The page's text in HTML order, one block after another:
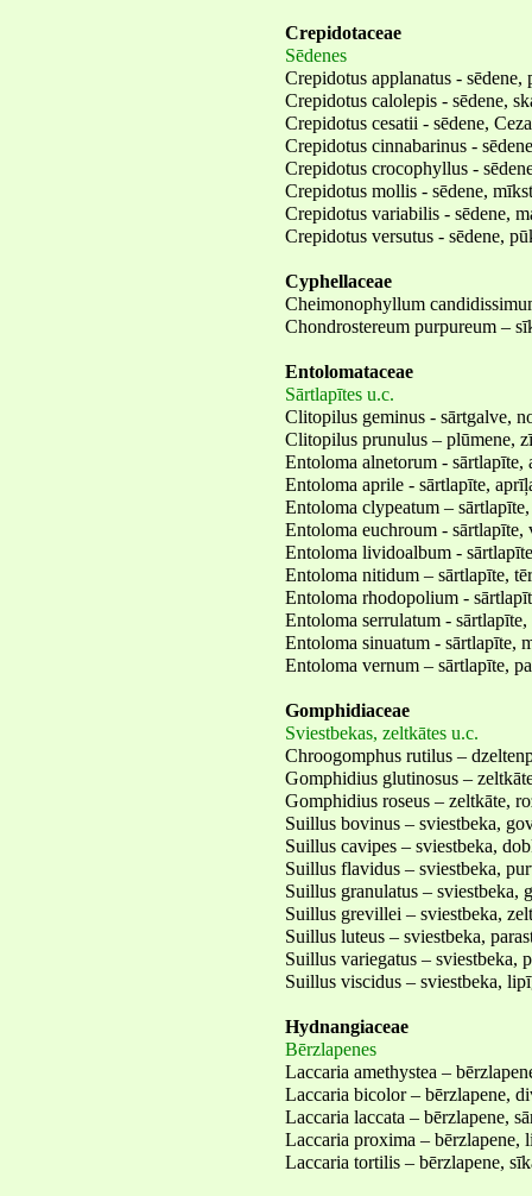
Crepidotaceae
Sēdenes
Crepidotus applanatus - sēdene,
Crepidotus calolepis - sēdene,
Crepidotus cesatii - sēdene,
Crepidotus cinnabarinus -
Crepidotus crocophyllus -
Crepidotus mollis - sēdene,
Crepidotus variabilis - sēdene,
Crepidotus versutus - sēdene,
Cyphellaceae
Cheimonophyllum
Chondrostereum purpureum –
Entolomataceae
Sārtlapītes u.c.
Clitopilus geminus - sārtgalve,
Clitopilus prunulus – plūmene,
Entoloma alnetorum - sārtlapīte,
Entoloma aprile - sārtlapīte,
Entoloma clypeatum –
Entoloma euchroum - sārtlapīte,
Entoloma lividoalbum -
Entoloma nitidum – sārtlapīte,
Entoloma rhodopolium -
Entoloma serrulatum - sārtlapīte,
Entoloma sinuatum - sārtlapīte,
Entoloma vernum – sārtlapīte,
Gomphidiaceae
Sviestbekas, zeltkātes u.c.
Chroogomphus rutilus –
Gomphidius glutinosus –
Gomphidius roseus – zeltkāte,
Suillus bovinus – sviestbeka,
Suillus cavipes – sviestbeka,
Suillus flavidus – sviestbeka,
Suillus granulatus – sviestbeka,
Suillus grevillei – sviestbeka,
Suillus luteus – sviestbeka,
Suillus variegatus – sviestbeka,
Suillus viscidus – sviestbeka,
Hydnangiaceae
Bērzlapenes
Laccaria amethystea –
Laccaria bicolor – bērzlapene,
Laccaria laccata – bērzlapene,
Laccaria proxima – bērzlapene,
Laccaria tortilis – bērzlapene,